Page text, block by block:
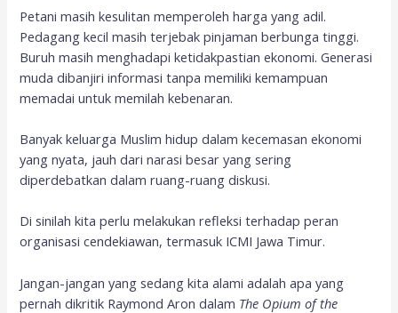
Petani masih kesulitan memperoleh harga yang adil.
Pedagang kecil masih terjebak pinjaman berbunga tinggi.
Buruh masih menghadapi ketidakpastian ekonomi. Generasi
muda dibanjiri informasi tanpa memiliki kemampuan
memadai untuk memilah kebenaran.
Banyak keluarga Muslim hidup dalam kecemasan ekonomi
yang nyata, jauh dari narasi besar yang sering
diperdebatkan dalam ruang-ruang diskusi.
Di sinilah kita perlu melakukan refleksi terhadap peran
organisasi cendekiawan, termasuk ICMI Jawa Timur.
Jangan-jangan yang sedang kita alami adalah apa yang
pernah dikritik Raymond Aron dalam The Opium of the